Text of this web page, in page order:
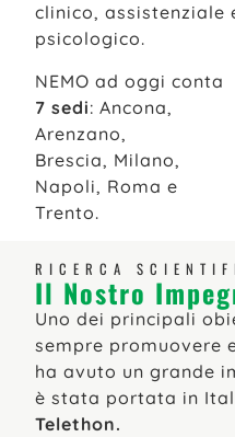
clinico, assistenziale
psicologico.
NEMO ad oggi conta
7 sedi: Ancona,
Arenzano,
Brescia, Milano,
Napoli, Roma e
Trento.
RICERCA
Il Nostro
Uno dei principali
sempre promuovere
ha avuto un grande
è stata portata in
Telethon.